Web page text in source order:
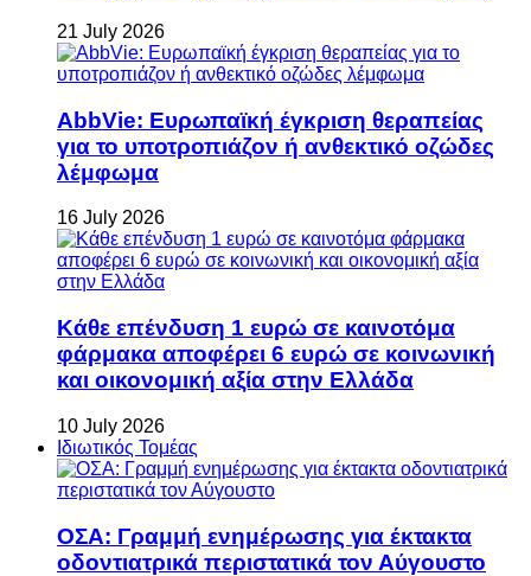
21 July 2026
AbbVie: Ευρωπαϊκή έγκριση θεραπείας
για το υποτροπιάζον ή ανθεκτικό οζώδες
λέμφωμα
16 July 2026
Κάθε επένδυση 1 ευρώ σε καινοτόμα
φάρμακα αποφέρει 6 ευρώ σε κοινωνική
και οικονομική αξία στην Ελλάδα
10 July 2026
Ιδιωτικός Τομέας
ΟΣΑ: Γραμμή ενημέρωσης για έκτακτα
οδοντιατρικά περιστατικά τον Αύγουστο